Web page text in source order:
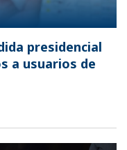
presidencial
a usuarios de